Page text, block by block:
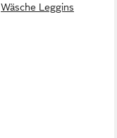
Wäsche Leggins